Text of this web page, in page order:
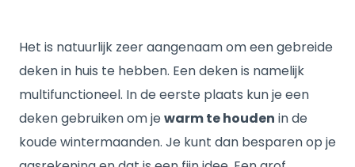
Het is natuurlijk zeer aangenaam om een gebreide
deken in huis te hebben. Een deken is namelijk
multifunctioneel. In de eerste plaats kun je een
deken gebruiken om jewarm te houden in de
koude wintermaanden. Je kunt dan besparen op je